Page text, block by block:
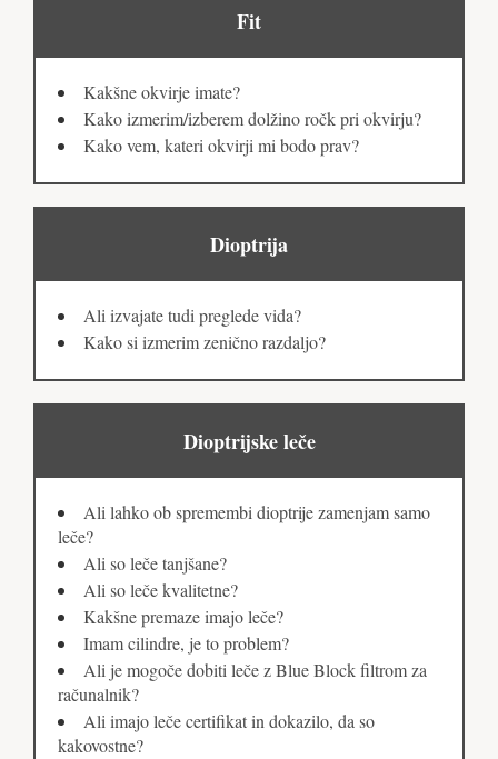
Fit
Kakšne okvirje imate?
Kako izmerim/izberem dolžino ročk pri okvirju?
Kako vem, kateri okvirji mi bodo prav?
Dioptrija
Ali izvajate tudi preglede vida?
Kako si izmerim zenično razdaljo?
Dioptrijske leče
Ali lahko ob spremembi dioptrije zamenjam samo
leče?
Ali so leče tanjšane?
Ali so leče kvalitetne?
Kakšne premaze imajo leče?
Imam cilindre, je to problem?
Ali je mogoče dobiti leče z Blue Block filtrom za
računalnik?
Ali imajo leče certifikat in dokazilo, da so
kakovostne?